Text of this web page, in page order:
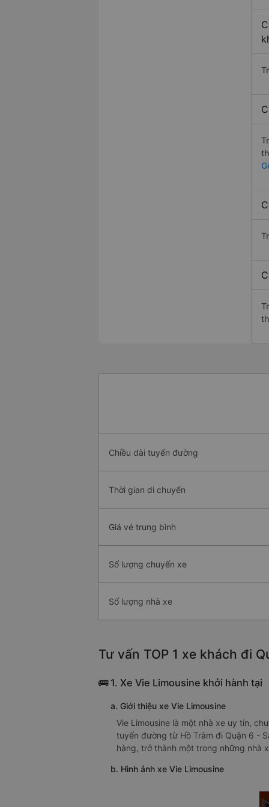
Chiều dài tuyến đường
Thời gian di chuyển
Giá vé trung bình
Số lượng chuyến xe
Số lượng nhà xe
Tư vấn TOP 1 xe khách đi
🚌 1. Xe Vie Limousine khởi hành tại
a. Giới thiệu xe Vie Limousine
Vie Limousine là một nhà xe uy tín,
tuyến đường từ Hồ Tràm đi Quận 6 -
hàng, trở thành một trong những nhà
b. Hình ảnh xe Vie Limousine